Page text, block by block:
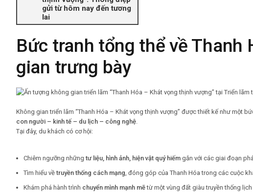
gửi từ hôm nay đến tương
lai
Bức tranh tổng thể về Thanh
gian trưng bày
Không gian triển lãm “Thanh Hóa – Khát vọng thịnh vượng” được thiết kế như một
con người – kinh tế – du lịch – công nghệ.
Tại đây, du khách có cơ hội:
Chiêm ngưỡng những tư liệu, hình ảnh, hiện vật quý hiếm gắn với các giai đoạn
Tìm hiểu về truyền thống cách mạng, đóng góp của Thanh Hóa trong các cuộc
Khám phá hành trình chuyển mình mạnh mẽtừ một vùng đất giàu truyền thống